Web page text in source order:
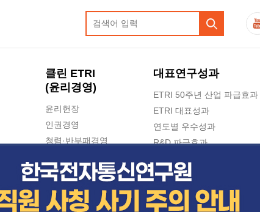
클린 ETRI
(윤리경영)
윤리헌장
인권경영
청렴·반부패경영
청렴포털 신고
대표연구성과
ETRI 50주년 산업 파급효과
ETRI 대표성과
연도별 우수성과
R&D 파급효과
지식공유플랫폼